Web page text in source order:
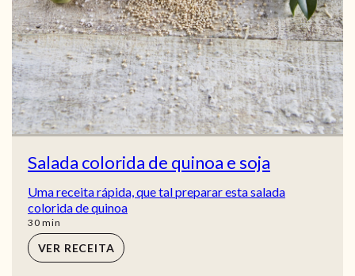
Salada colorida de quinoa e soja
Uma receita rápida, que tal preparar esta salada
colorida de quinoa
30min
min
VER RECEITA